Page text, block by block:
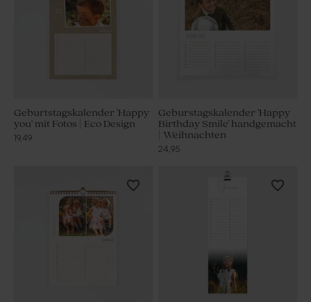
Geburtstagskalender 'Happy
you' mit Fotos | Eco Design
19,49
Geburstagskalender 'Happy
Birthday Smile' handgemacht
| Weihnachten
24,95